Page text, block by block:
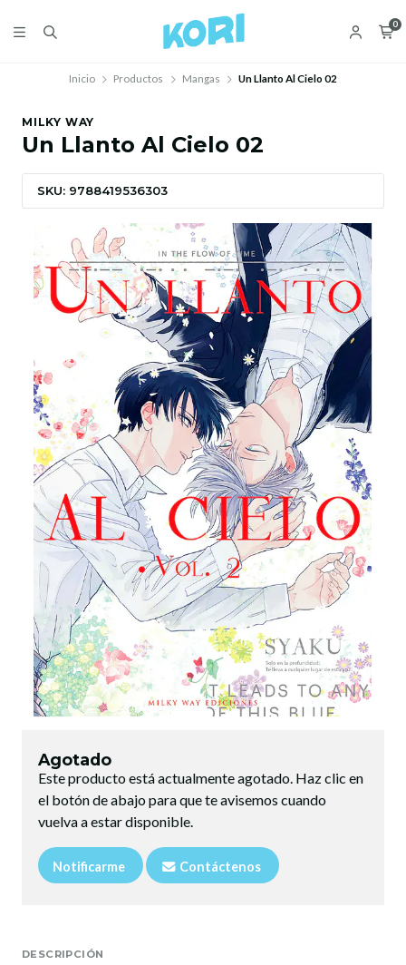
0
Inicio Productos Mangas Un Llanto Al Cielo 02
MILKY WAY
Un Llanto Al Cielo 02
SKU: 9788419536303
Agotado
Este producto está actualmente agotado. Haz clic en
el botón de abajo para que te avisemos cuando
vuelva a estar disponible.
Notificarme Contáctenos
DESCRIPCIÓN